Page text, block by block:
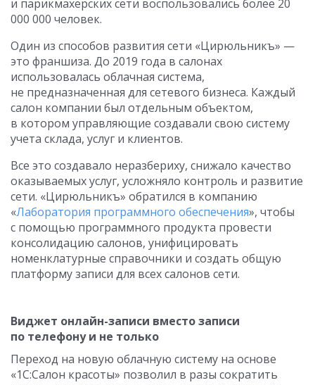
и парикмахерских сети воспользовались более 20
000 000 человек.
Один из способов развития сети «Цирюльникъ» —
это франшиза. До 2019 года в салонах
использовалась облачная система,
не предназначенная для сетевого бизнеса. Каждый
салон компании был отдельным объектом,
в котором управляющие создавали свою систему
учета склада, услуг и клиентов.
Все это создавало неразбериху, снижало качество
оказываемых услуг, усложняло контроль и развитие
сети. «Цирюльникъ» обратился в компанию
«Лаборатория программного обеспечения», чтобы
с помощью программного продукта провести
консолидацию салонов, унифицировать
номенклатурные справочники и создать общую
платформу записи для всех салонов сети.
Виджет онлайн-записи вместо записи
по телефону и не только
Переход на новую облачную систему на основе
«1С:Салон красоты» позволил в разы сократить